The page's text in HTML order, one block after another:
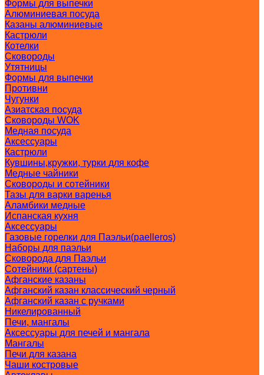
Формы для выпечки
Алюминиевая посуда
Казаны алюминиевые
Кастрюли
Котелки
Сковороды
Утятницы
Формы для выпечки
Противни
Чугунки
Азиатская посуда
Сковороды WOK
Медная посуда
Аксессуары
Кастрюли
Кувшины,кружки, турки для кофе
Медные чайники
Сковороды и сотейники
Тазы для варки варенья
Аламбики медные
Испанская кухня
Аксессуары
Газовые горелки для Паэльи(paelleros)
Наборы для паэльи
Сковорода для Паэльи
Сотейники (сартены)
Афганские казаны
Афганский казан классический черный
Афганский казан с ручками
Никелированный
Печи, мангалы
Аксессуары для печей и мангала
Мангалы
Печи для казана
Чаши костровые